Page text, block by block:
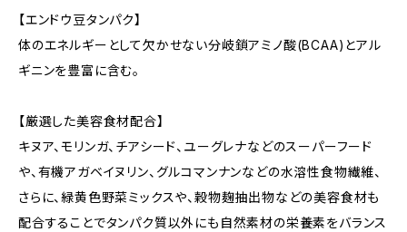
【エンドウ豆タンパク】
体のエネルギーとして欠かせない分岐鎖アミノ酸(BCAA)とアル
ギニンを豊富に含む。
【厳選した美容食材配合】
キヌア、モリンガ、チアシード、ユーグレナなどのスーパーフード
や、有機アガベイヌリン、グルコマンナンなどの水溶性食物繊維、
さらに、緑黄色野菜ミックスや、穀物麹抽出物などの美容食材も
配合することでタンパク質以外にも自然素材の栄養素をバランス